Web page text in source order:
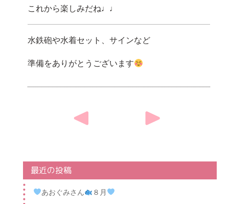
これから楽しみだね♩♩
水鉄砲や水着セット、サインなど
準備をありがとうございます
navigation
最近の投稿
あおぐみさん ８月